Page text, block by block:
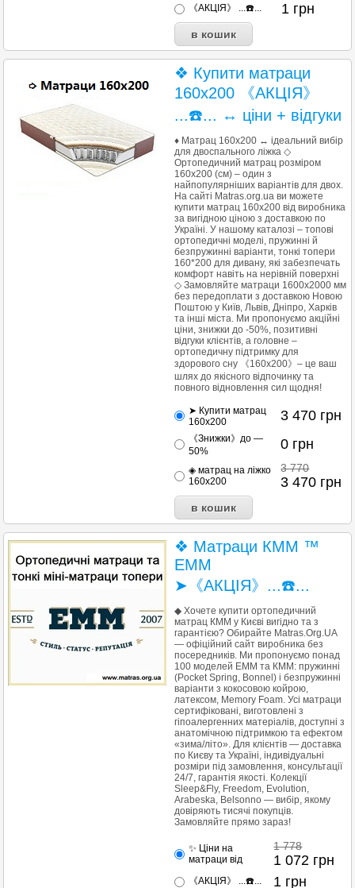
《АКЦІЯ》 ...☎️... 1 грн
❖ Купити матраци
160х200 《АКЦІЯ》
...☎️... ↔ ціни + відгуки
♦ Матрац 160х200 ↔ ідеальний вибір
для двоспального ліжка ◇
Ортопедичний матрац розміром
160x200 (см) – один з
найпопулярніших варіантів для двох.
На сайті Matras.org.ua ви можете
купити матрац 160х200 від виробника
за вигідною ціною з доставкою по
Україні. У нашому каталозі – топові
ортопедичні моделі, пружинні й
безпружинні варіанти, тонкі топери
160*200 для дивану, які забезпечать
комфорт навіть на нерівній поверхні
◇ Замовляйте матраци 1600х2000 мм
без передоплати з доставкою Новою
Поштою у Київ, Львів, Дніпро, Харків
та інші міста. Ми пропонуємо акційні
ціни, знижки до -50%, позитивні
відгуки клієнтів, а головне –
ортопедичну підтримку для
здорового сну 《160x200》– це ваш
шлях до якісного відпочинку та
повного відновлення сил щодня!
➤ Купити матрац
160х200
3 470 грн
《Знижки》до —
50%
0 грн
◈ матрац на ліжко
160х200
3 770
3 470 грн
❖ Матраци КММ ™
EMM
➤《АКЦІЯ》...☎️...
◆ Хочете купити ортопедичний
матрац КММ у Києві вигідно та з
гарантією? Обирайте Matras.Org.UA
— офіційний сайт виробника без
посередників. Ми пропонуємо понад
100 моделей ЕММ та КММ: пружинні
(Pocket Spring, Bonnel) і безпружинні
варіанти з кокосовою койрою,
латексом, Memory Foam. Усі матраци
сертифіковані, виготовлені з
гіпоалергенних матеріалів, доступні з
анатомічною підтримкою та ефектом
«зима/літо». Для клієнтів — доставка
по Києву та Україні, індивідуальні
розміри під замовлення, консультації
24/7, гарантія якості. Колекції
Sleep&Fly, Freedom, Evolution,
Arabeska, Belsonno — вибір, якому
довіряють тисячі покупців.
Замовляйте прямо зараз!
✨ Ціни на
матраци від
1 778
1 072 грн
《АКЦІЯ》 ...☎️... 1 грн